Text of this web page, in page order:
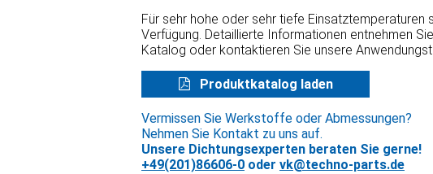
Für sehr hohe oder sehr tiefe
Verfügung. Detaillierte Informationen entnehmen
Katalog oder kontaktieren Sie unsere
Produktkatalog laden
Vermissen Sie Werkstoffe oder Abmessungen?
Nehmen Sie Kontakt zu uns auf.
Unsere Dichtungsexperten beraten Sie gerne!
+49(201)86606-0 oder vk@techno-parts.de